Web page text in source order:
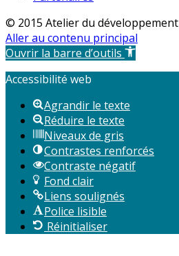
© 2015 Atelier du développement
Aller au contenu principal
Ouvrir la barre d’outils
Accessibilité web
Agrandir le texte
Réduire le texte
Niveaux de gris
Contrastes renforcés
Contraste négatif
Fond clair
Liens soulignés
Police lisible
Réinitialiser